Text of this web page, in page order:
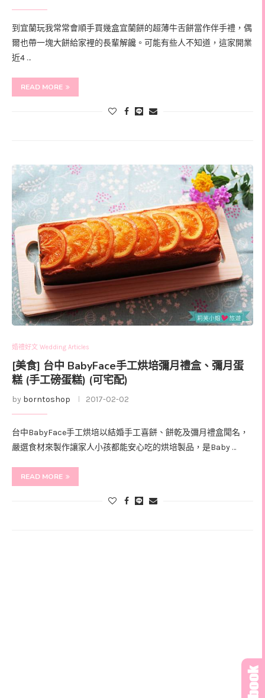
到宜蘭玩我常常會順手買幾盒宜蘭餅的超薄牛舌餅當作伴手禮，偶
爾也帶一塊大餅給家裡的長輩解饞。可能有些人不知道，這家開業
近4 …
READ MORE
婚禮好文 Wedding Articles
[美食] 台中 BabyFace手工烘培彌月禮盒、彌月蛋
糕 (手工磅蛋糕) (可宅配)
by borntoshop 2017-02-02
台中BabyFace手工烘培以結婚手工喜餅、餅乾及彌月禮盒聞名，
嚴選食材來製作讓家人小孩都能安心吃的烘培製品，是Baby …
READ MORE